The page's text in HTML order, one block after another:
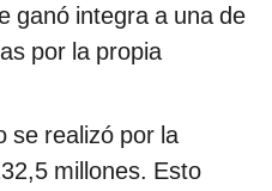
ganó integra a una de
por la propia
se realizó por la
millones. Esto